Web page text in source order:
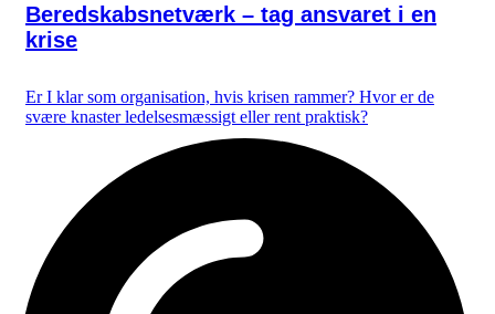
Beredskabsnetværk – tag ansvaret i en
krise
Er I klar som organisation, hvis krisen rammer? Hvor er de
svære knaster ledelsesmæssigt eller rent praktisk?